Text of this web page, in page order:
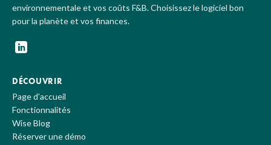
environnementale et vos coûts F&B. Choisissez le logiciel bon
pour la planète et vos finances.
DÉCOUVRIR
Page d’accueil
Fonctionnalités
Wise Blog
Réserver une démo